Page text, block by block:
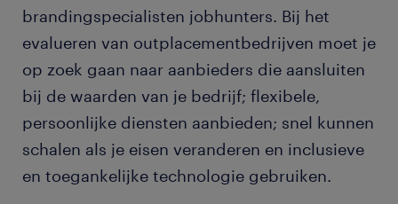
brandingspecialisten jobhunters. Bij het
evalueren van outplacementbedrijven moet je
op zoek gaan naar aanbieders die aansluiten
bij de waarden van je bedrijf; flexibele,
persoonlijke diensten aanbieden; snel kunnen
schalen als je eisen veranderen en inclusieve
en toegankelijke technologie gebruiken.